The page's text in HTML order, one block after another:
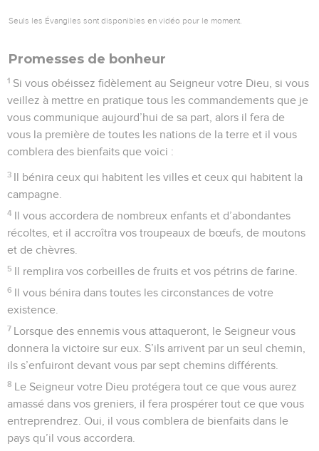
Seuls les Évangiles sont disponibles en vidéo pour le moment.
Promesses de bonheur
1 Si vous obéissez fidèlement au Seigneur votre Dieu, si vous
veillez à mettre en pratique tous les commandements que je
vous communique aujourd’hui de sa part, alors il fera de
vous la première de toutes les nations de la terre et il vous
comblera des bienfaits que voici :
3 Il bénira ceux qui habitent les villes et ceux qui habitent la
campagne.
4 Il vous accordera de nombreux enfants et d’abondantes
récoltes, et il accroîtra vos troupeaux de bœufs, de moutons
et de chèvres.
5 Il remplira vos corbeilles de fruits et vos pétrins de farine.
6 Il vous bénira dans toutes les circonstances de votre
existence.
7 Lorsque des ennemis vous attaqueront, le Seigneur vous
donnera la victoire sur eux. S’ils arrivent par un seul chemin,
ils s’enfuiront devant vous par sept chemins différents.
8 Le Seigneur votre Dieu protégera tout ce que vous aurez
amassé dans vos greniers, il fera prospérer tout ce que vous
entreprendrez. Oui, il vous comblera de bienfaits dans le
pays qu’il vous accordera.